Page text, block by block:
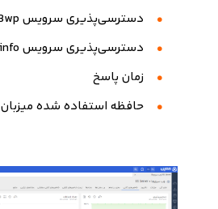
دسترسی‌پذیری سرویس w3wp
دسترسی‌پذیری سرویس Inetinfo
زمان پاسخ
حافظه استفاده شده میزبان